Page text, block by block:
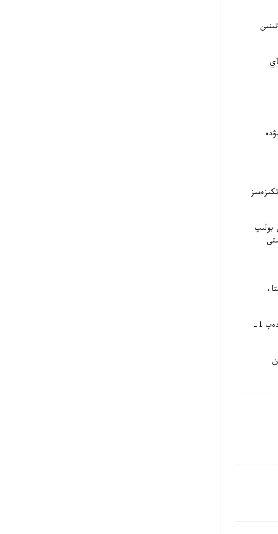
بولىپ
ماسكاتتا،
3-مامىرعا جوسپارلانعان كەلەسى كەزدەسۋ «لوگيستيكالىق سەبەپتەرگە» بايلانىستى كەيىنگە شەگەرىلدى، دەپ 1-